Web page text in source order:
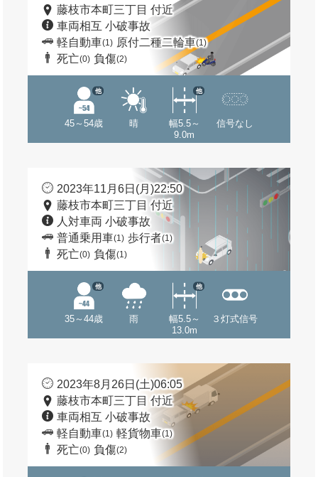
藤枝市本町三丁目 付近
車両相互 小破事故
軽自動車(1) 原付二種二輪車(1)
死亡(0) 負傷(2)
45～54歳
他
晴
幅5.5～
9.0m
他
信号なし
2023年11月6日(月)22:50
藤枝市本町三丁目 付近
人対車両 小破事故
普通乗用車(1) 歩行者(1)
死亡(0) 負傷(1)
35～44歳
他
雨
幅5.5～
13.0m
他
３灯式信号
2023年8月26日(土)06:05
藤枝市本町三丁目 付近
車両相互 小破事故
軽自動車(1) 軽貨物車(1)
死亡(0) 負傷(2)